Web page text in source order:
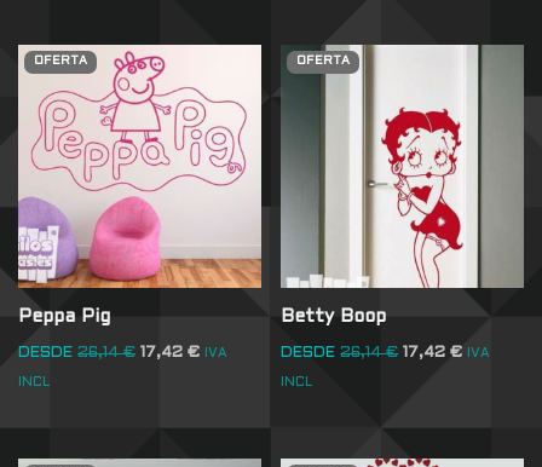
OFERTA
Peppa Pig
DESDE 26,14€ 17,42 € IVA
INCL
OFERTA
Betty Boop
DESDE 26,14€ 17,42€ IVA
INCL